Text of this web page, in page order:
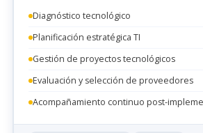
Diagnóstico tecnológico
Planificación estratégica TI
Gestión de proyectos tecnológicos
Evaluación y selección de proveedores
Acompañamiento continuo post-